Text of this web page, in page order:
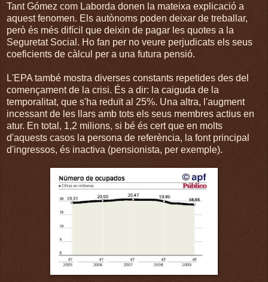
Tant Gómez com Laborda donen la mateixa explicació a
aquest fenomen. Els autònoms poden deixar de treballar,
però és més difícil que deixin de pagar les quotes a la
Seguretat Social. Ho fan per no veure perjudicats els seus
coeficients de càlcul per a una futura pensió.
L'EPA també mostra diverses constants repetides des del
començament de la crisi. És a dir: la caiguda de la
temporalitat, que s'ha reduït al 25%. Una altra, l'augment
incessant de les llars amb tots els seus membres actius en
atur. En total, 1,2 milions, si bé és cert que en molts
d'aquests casos la persona de referència, la font principal
d'ingressos, és inactiva (pensionista, per exemple).